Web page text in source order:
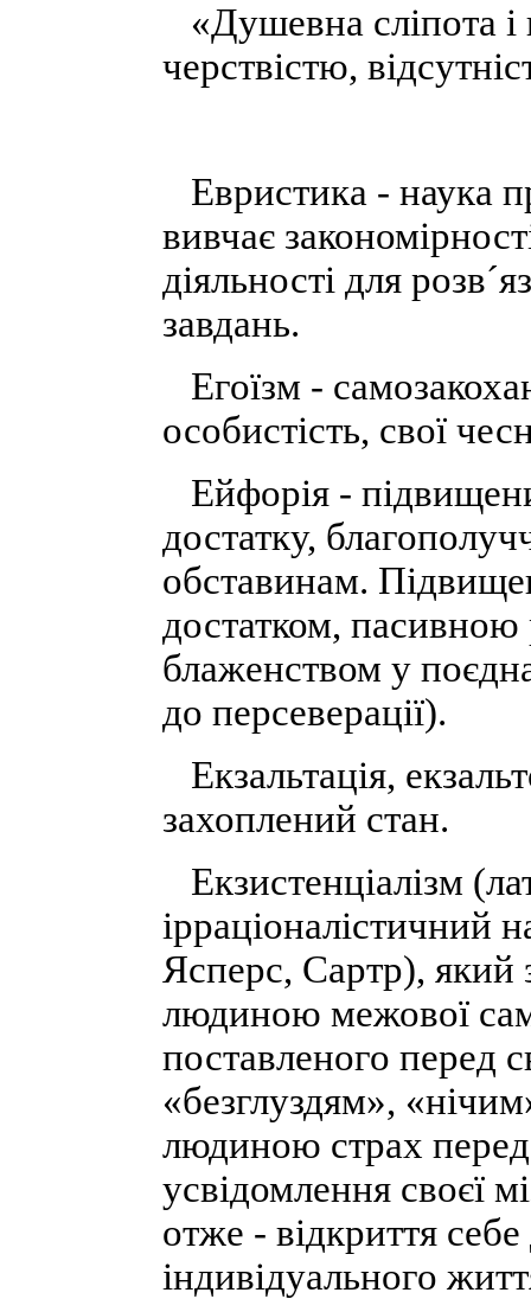
«Душевна сліпота і
черствістю,
Евристика - наука
вивчає
діяльності для
завдань.
Егоїзм -
особистість, свої
Ейфорія -
достатку,
обставинам.
достатком,
блаженством у
до персеверації).
Екзальтація,
захоплений стан.
Екзистенціалізм
ірраціоналістичний
Ясперс, Сартр), який
людиною межової
поставленого перед
«безглуздям»,
людиною страх
усвідомлення своєї
отже - відкриття
індивідуального